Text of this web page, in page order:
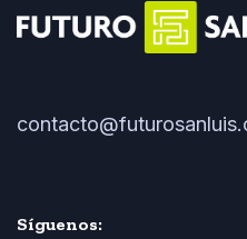
Síguenos: